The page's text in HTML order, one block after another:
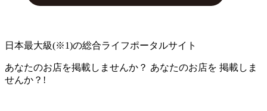
日本最大級(※1)の総合ライフポータルサイト
あなたのお店を掲載しませんか？ あなたのお店を 掲載しま
せんか？!